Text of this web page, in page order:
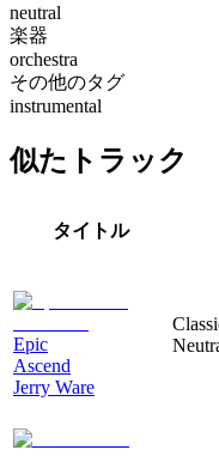
neutral
楽器
orchestra
その他のタグ
instrumental
似たトラック
タイトル
Epic
Ascend
Jerry Ware